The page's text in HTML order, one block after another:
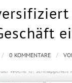
/ 0 KOMMENTARE /